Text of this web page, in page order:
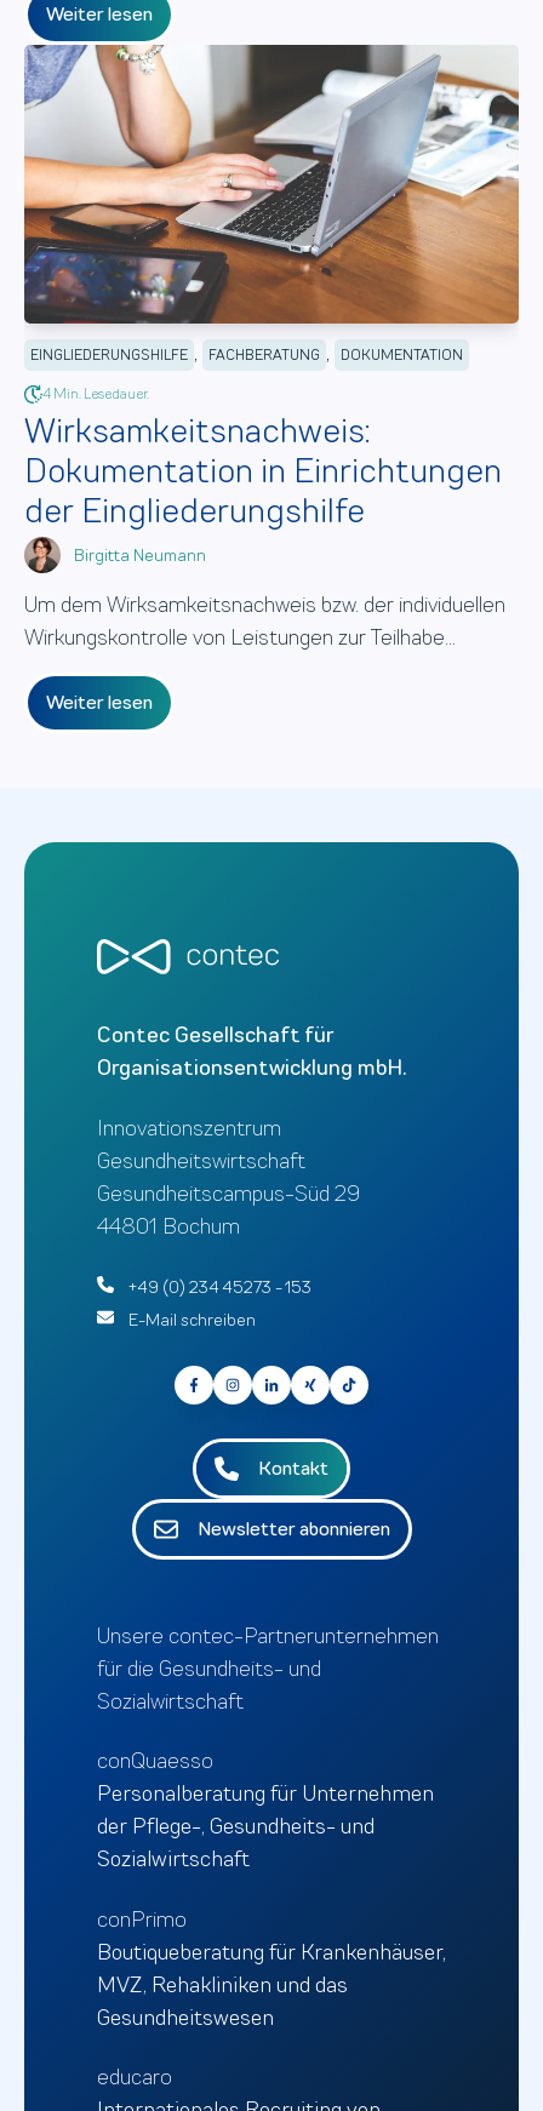
Weiter lesen
EINGLIEDERUNGSHILFE , FACHBERATUNG , DOKUMENTATION
4 Min. Lesedauer.
Wirksamkeitsnachweis:
Dokumentation in Einrichtungen
der Eingliederungshilfe
Birgitta Neumann
Um dem Wirksamkeitsnachweis bzw. der individuellen
Wirkungskontrolle von Leistungen zur Teilhabe...
Weiter lesen
Contec Gesellschaft für
Organisationsentwicklung mbH.
Innovationszentrum
Gesundheitswirtschaft
Gesundheitscampus-Süd 29
44801 Bochum
+49 (0) 234 45273 - 153
E-Mail schreiben
Kontakt
Newsletter abonnieren
Unsere contec-Partnerunternehmen
für die Gesundheits- und
Sozialwirtschaft
conQuaesso
Personalberatung für Unternehmen
der Pflege-, Gesundheits- und
Sozialwirtschaft
conPrimo
Boutiqueberatung für Krankenhäuser,
MVZ, Rehakliniken und das
Gesundheitswesen
educaro